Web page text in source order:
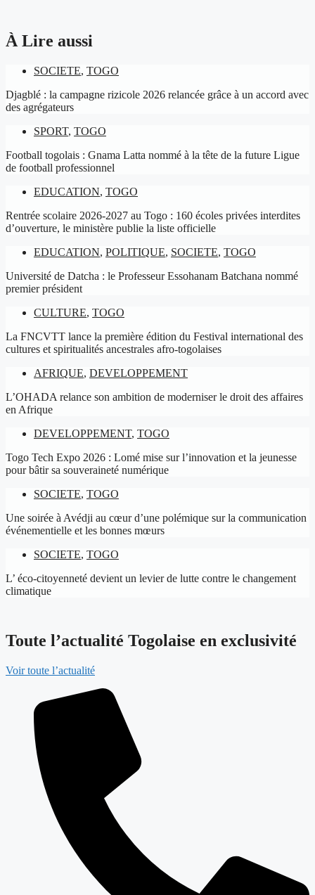
À Lire aussi
SOCIETE, TOGO
Djagblé : la campagne rizicole 2026 relancée grâce à un accord avec
des agrégateurs
SPORT, TOGO
Football togolais : Gnama Latta nommé à la tête de la future Ligue
de football professionnel
EDUCATION, TOGO
Rentrée scolaire 2026-2027 au Togo : 160 écoles privées interdites
d’ouverture, le ministère publie la liste officielle
EDUCATION, POLITIQUE, SOCIETE, TOGO
Université de Datcha : le Professeur Essohanam Batchana nommé
premier président
CULTURE, TOGO
La FNCVTT lance la première édition du Festival international des
cultures et spiritualités ancestrales afro-togolaises
AFRIQUE, DEVELOPPEMENT
L’OHADA relance son ambition de moderniser le droit des affaires
en Afrique
DEVELOPPEMENT, TOGO
Togo Tech Expo 2026 : Lomé mise sur l’innovation et la jeunesse
pour bâtir sa souveraineté numérique
SOCIETE, TOGO
Une soirée à Avédji au cœur d’une polémique sur la communication
événementielle et les bonnes mœurs
SOCIETE, TOGO
L’ éco-citoyenneté devient un levier de lutte contre le changement
climatique
Toute l’actualité Togolaise en exclusivité
Voir toute l’actualité